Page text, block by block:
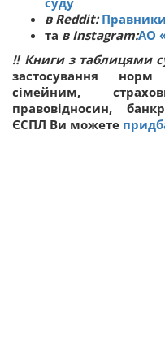
в Reddit:
та в Instagram:АО
‼ Книги з таблицями
застосування
сімейним,
правовідносин,
ЄСПЛ Ви можете